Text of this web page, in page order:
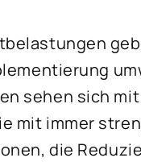
sehen sich
mit immer
die